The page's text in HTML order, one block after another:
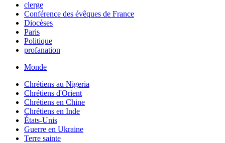
clerge
Conférence des évêques de France
Diocèses
Paris
Politique
profanation
Monde
Chrétiens au Nigeria
Chrétiens d'Orient
Chrétiens en Chine
Chrétiens en Inde
États-Unis
Guerre en Ukraine
Terre sainte